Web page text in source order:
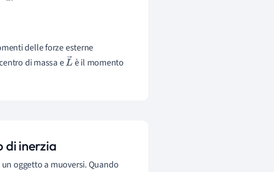
delle forze esterne
di massa eLè il momento
di inerzia
oggetto a muoversi. Quando